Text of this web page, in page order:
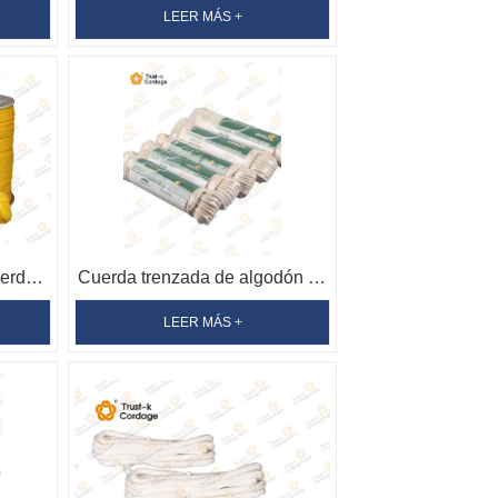
trenzada doble de nailon
LEER MÁS +
Cuerda trenzada de algodón de
6mm, 8mm, 10mm, 12mm,
LEER MÁS +